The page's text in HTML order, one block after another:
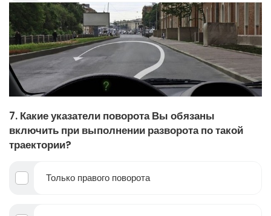
7. Какие указатели поворота Вы обязаны
включить при выполнении разворота по такой
траектории?
Только правого поворота